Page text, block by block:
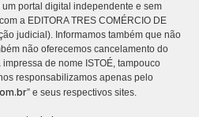
um portal digital independente e sem
a EDITORA TRES COMÉRCIO DE
judicial). Informamos também que não
não oferecemos cancelamento do
de nome ISTOÉ, tampouco
responsabilizamos apenas pelo
” e seus respectivos sites.